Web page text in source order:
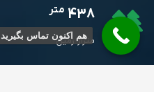
438 متر
متراژ زمین
هم اکنون تماس بگیرید